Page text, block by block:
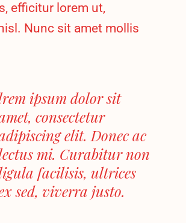
efficitur lorem ut,
Nunc sit amet mollis
ipsum dolor sit
consectetur
elit. Donec ac
mi. Curabitur non
facilisis, ultrices
sed, viverra justo.